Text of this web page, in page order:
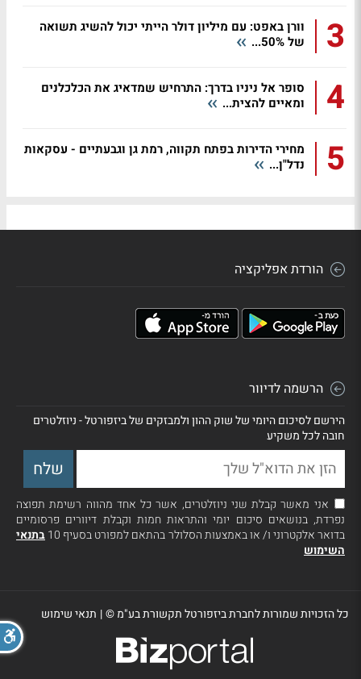
3
וורן באפט: עם מיליון דולר הייתי יכול להשיג תשואה
של 50%...
4
סופר אל ניניו בדרך: התרחיש שמדאיג את הכלכלנים
ומאיים להצית...
5
מחירי הדירות בפתח תקווה, רמת גן וגבעתיים - עסקאות
נדל"ן...
הורדת אפליקציה
הרשמה לדיוור
הירשם לסיכום היומי של שוק ההון ולמבזקים של ביזפורטל - ניוזלטרים
חובה לכל משקיע
אני מאשר קבלת שני ניוזלטרים, אשר כל אחד מהווה רשימת תפוצה
נפרדת, בנושאים סיכום יומי והתראות חמות וקבלת דיוורים פרסומיים
בדואר אלקטרוני ו/ או באמצעות הסלולר בהתאם למפורט בסעיף 10
בתנאי
השימוש
כל הזכויות שמורות לחברת ביזפורטל תקשורת בע"מ ©| תנאי שימוש